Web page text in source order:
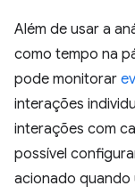
Além de usar a
como tempo na
pode monitorar
interações
interações com
possível
acionado quando